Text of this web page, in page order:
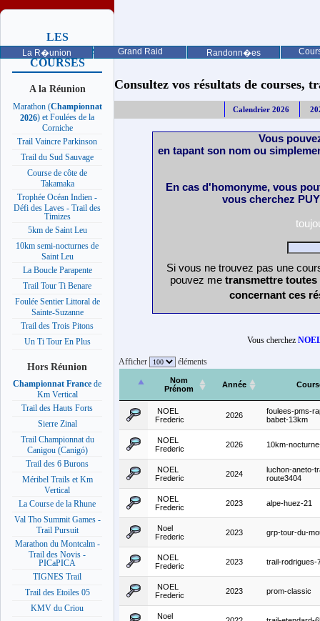
La R�union Grand Raid Randonn�es
LES
PROCHAINES
COURSES
A la Réunion
Marathon (Championnat
2026) et Foulées de la
Corniche
Trail Vaincre Parkinson
Trail du Sud Sauvage
Course de côte de
Takamaka
Trophée Océan Indien -
Défi des Laves - Trail des
Timizes
5km de Saint Leu
10km semi-nocturnes de
Saint Leu
La Boucle Parapente
Trail Tour Ti Benare
Foulée Sentier Littoral de
Sainte-Suzanne
Trail des Trois Pitons
Un Ti Tour En Plus
Hors Réunion
Championnat France de
Km Vertical
Trail des Hauts Forts
Sierre Zinal
Trail Championnat du
Canigou (Canigó)
Trail des 6 Burons
Méribel Trails et Km
Vertical
La Course de la Rhune
Val Tho Summit Games -
Trail Pursuit
Marathon du Montcalm -
Trail des Novis -
PICaPICA
TIGNES Trail
Trail des Etoiles 05
KMV du Criou
Consultez vos résultats de courses,
Calendrier 2026
Vous
en tapant son nom ou
En cas d'homonyme, vous
vous cherchez
Si vous ne trouvez pas une
pouvez me transmettre
concernant ces
Vous cherchez
Afficher éléments
Nom
Prénom
Année
NOEL
Frederic
2026
foulees-pms-
babet-13km
NOEL
Frederic
2026 10km-
NOEL
Frederic
2024
luchon-aneto-
route3404
NOEL
Frederic
2023 alpe-huez-21
Noel
Frederic
2023 grp-tour-du-
NOEL
Frederic
2023 trail-rodrigues-
NOEL
Frederic
2023 prom-classic
Noel